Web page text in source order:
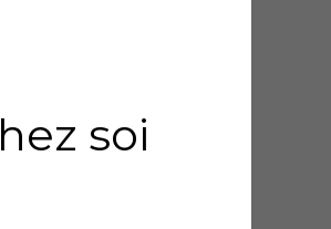
soi